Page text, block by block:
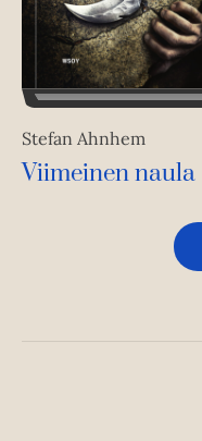
Stefan Ahnhem
Viimeinen naula